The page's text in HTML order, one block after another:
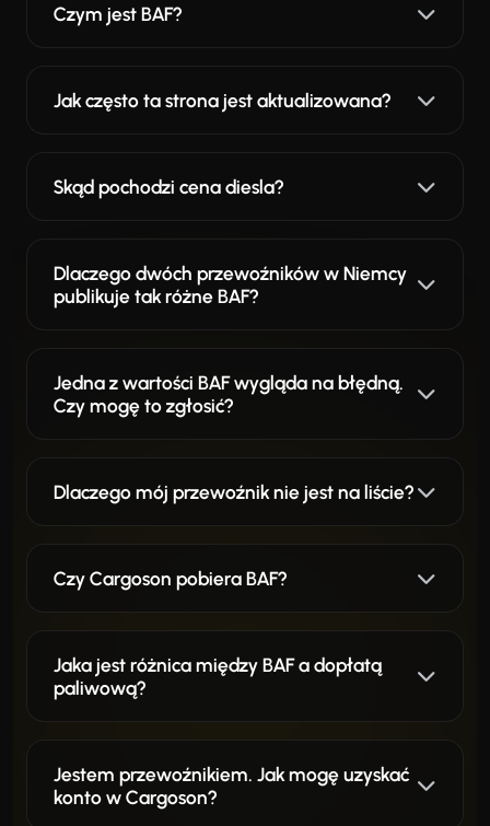
Czym jest BAF?
Jak często ta strona jest aktualizowana?
Skąd pochodzi cena diesla?
Dlaczego dwóch przewoźników w Niemcy
publikuje tak różne BAF?
Jedna z wartości BAF wygląda na błędną.
Czy mogę to zgłosić?
Dlaczego mój przewoźnik nie jest na liście?
Czy Cargoson pobiera BAF?
Jaka jest różnica między BAF a dopłatą
paliwową?
Jestem przewoźnikiem. Jak mogę uzyskać
konto w Cargoson?